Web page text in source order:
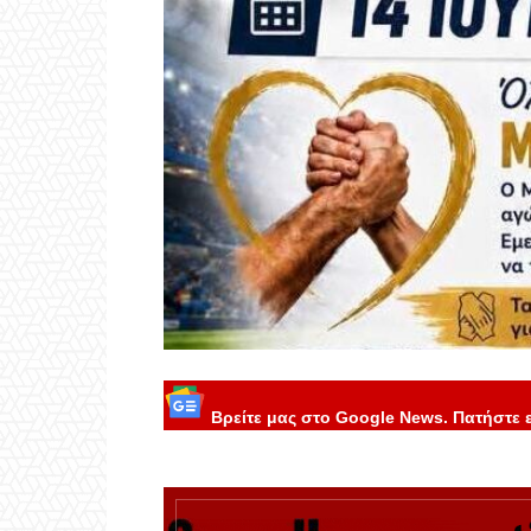
Βρείτε μας στο Google News. Πατήστε